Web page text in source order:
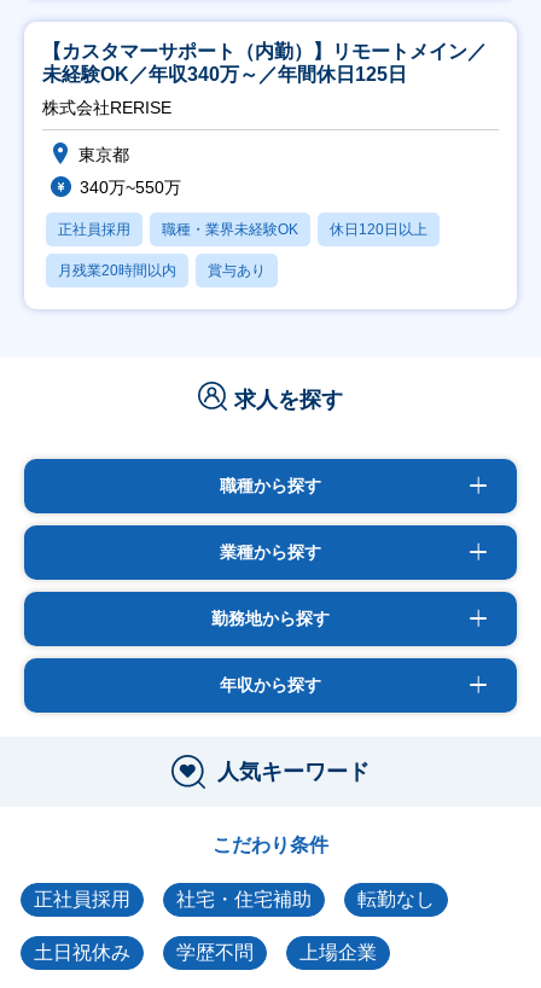
【カスタマーサポート（内勤）】リモートメイン／
未経験OK／年収340万～／年間休日125日
株式会社RERISE
東京都
340万~550万
正社員採用 職種・業界未経験OK 休日120日以上
月残業20時間以内 賞与あり
求人を探す
職種から探す
業種から探す
勤務地から探す
年収から探す
人気キーワード
こだわり条件
正社員採用 社宅・住宅補助 転勤なし
土日祝休み 学歴不問 上場企業